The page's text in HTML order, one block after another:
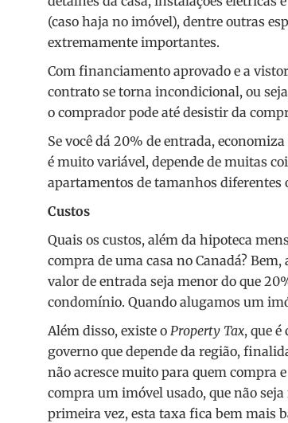
(caso haja no imóvel), dentre outras
extremamente importantes.
Com financiamento aprovado e a
contrato se torna incondicional, ou
o comprador pode até desistir da
Se você dá 20% de entrada,
é muito variável, depende de muitas
apartamentos de tamanhos diferentes
Custos
Quais os custos, além da hipoteca
compra de uma casa no Canadá? Bem,
valor de entrada seja menor do que
condomínio. Quando alugamos um
Além disso, existe o Property Tax, que
governo que depende da região,
não acresce muito para quem compra
compra um imóvel usado, que não
primeira vez, esta taxa fica bem mais